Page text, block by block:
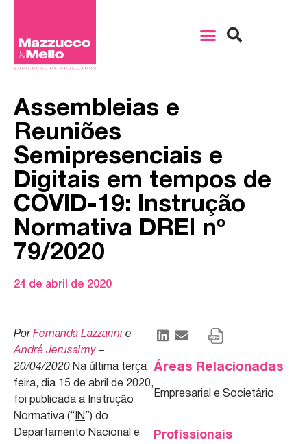
Assembleias e
Reuniões
Semipresenciais e
Digitais em tempos de
COVID-19: Instrução
Normativa DREI nº
79/2020
24 de abril de 2020
Por Fernanda Lazzarini e
André Jerusalmy –
20/04/2020 Na última terça
feira, dia 15 de abril de 2020,
foi publicada a Instrução
Normativa (“ IN ”) do
Departamento Nacional e
Áreas Relacionadas
Empresarial e Societário
Profissionais